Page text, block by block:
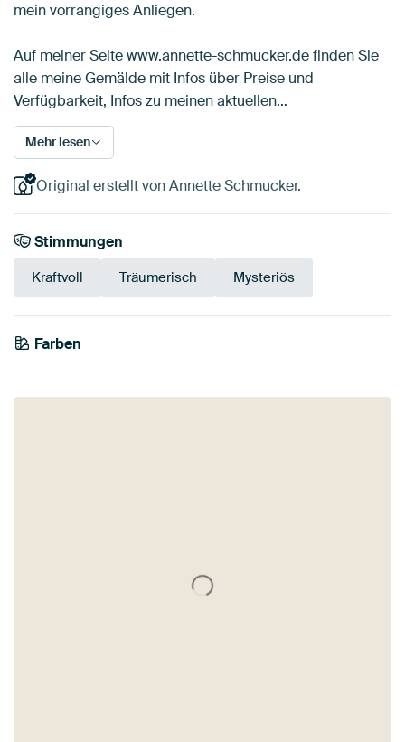
mein vorrangiges Anliegen.
Auf meiner Seite www.annette-schmucker.de finden Sie
alle meine Gemälde mit Infos über Preise und
Verfügbarkeit, Infos zu meinen aktuellen…
Mehr lesen
Original erstellt von Annette Schmucker.
Stimmungen
Kraftvoll Träumerisch Mysteriös
Farben
Olivgrün
Bronze
Smaragdgrün